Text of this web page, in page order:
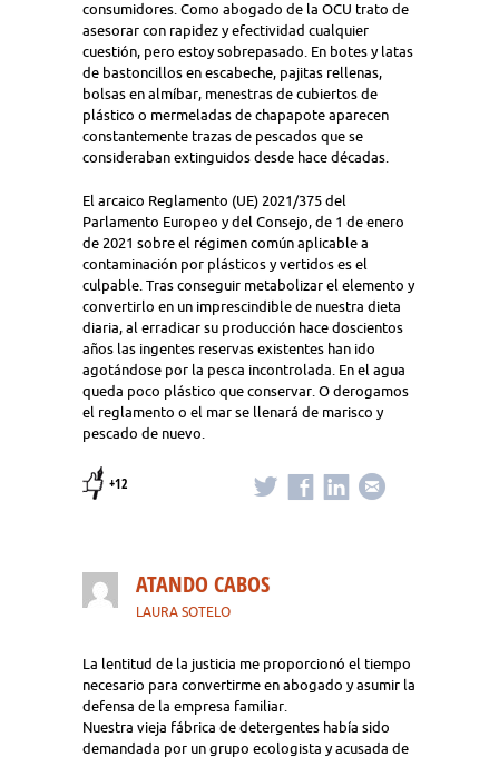
consumidores. Como abogado de la OCU trato de
asesorar con rapidez y efectividad cualquier
cuestión, pero estoy sobrepasado. En botes y latas
de bastoncillos en escabeche, pajitas rellenas,
bolsas en almíbar, menestras de cubiertos de
plástico o mermeladas de chapapote aparecen
constantemente trazas de pescados que se
consideraban extinguidos desde hace décadas.
El arcaico Reglamento (UE) 2021/375 del
Parlamento Europeo y del Consejo, de 1 de enero
de 2021 sobre el régimen común aplicable a
contaminación por plásticos y vertidos es el
culpable. Tras conseguir metabolizar el elemento y
convertirlo en un imprescindible de nuestra dieta
diaria, al erradicar su producción hace doscientos
años las ingentes reservas existentes han ido
agotándose por la pesca incontrolada. En el agua
queda poco plástico que conservar. O derogamos
el reglamento o el mar se llenará de marisco y
pescado de nuevo.
+12
ATANDO CABOS
LAURA SOTELO
La lentitud de la justicia me proporcionó el tiempo
necesario para convertirme en abogado y asumir la
defensa de la empresa familiar.
Nuestra vieja fábrica de detergentes había sido
demandada por un grupo ecologista y acusada de